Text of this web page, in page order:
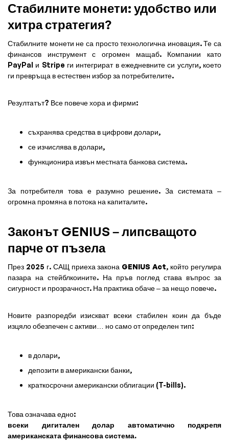
Стабилните монети: удобство или
хитра стратегия?
Стабилните монети не са просто технологична иновация. Те са
финансов инструмент с огромен мащаб. Компании като
PayPal и Stripe ги интегрират в ежедневните си услуги, което
ги превръща в естествен избор за потребителите.
Резултатът? Все повече хора и фирми:
съхранява средства в цифрови долари,
се изчислява в долари,
функционира извън местната банкова система.
За потребителя това е разумно решение. За системата –
огромна промяна в потока на капиталите.
Законът GENIUS – липсващото
парче от пъзела
През 2025 г. САЩ приеха закона GENIUS Act, който регулира
пазара на стейблкоините. На пръв поглед става въпрос за
сигурност и прозрачност. На практика обаче – за нещо повече.
Новите разпоредби изискват всеки стабилен коин да бъде
изцяло обезпечен с активи… но само от определен тип:
в долари,
депозити в американски банки,
краткосрочни американски облигации (T-bills).
Това означава едно:
всеки дигитален долар автоматично подкрепя
американската финансова система.